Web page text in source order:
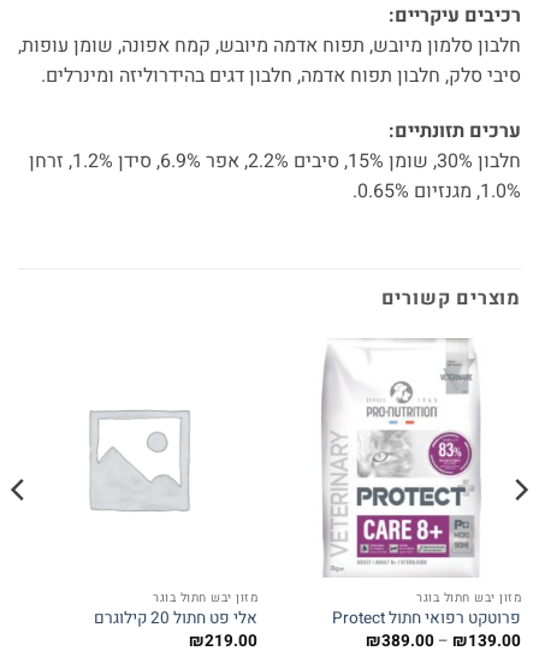
רכיבים עיקריים:
חלבון סלמון מיובש, תפוח אדמה מיובש, קמח אפונה, שומן עופות,
סיבי סלק, חלבון תפוח אדמה, חלבון דגים בהידרוליזה ומינרלים.
ערכים תזונתיים:
חלבון 30%, שומן 15%, סיבים 2.2%, אפר 6.9%, סידן 1.2%, זרחן
1.0%, מגנזיום 0.65%.
מוצרים קשורים
מזון יבש חתול בוגר
פרוטקט רפואי חתול Protect
₪139.00
–
₪389.00 טווח
מזון יבש חתול בוגר
אלי פט חתול 20 קילוגרם
₪219.00